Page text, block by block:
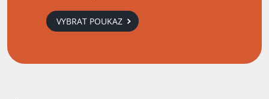
VYBRAT POUKAZ